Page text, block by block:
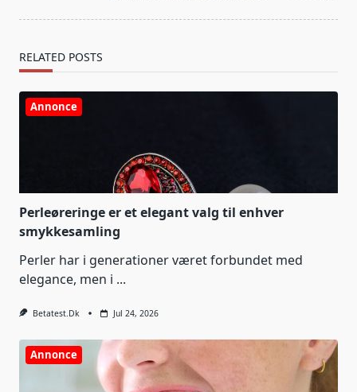
RELATED POSTS
Annonce
Perleøreringe er et elegant valg til enhver
smykkesamling
Perler har i generationer været forbundet med
elegance, men i ...
Betatest.dk Jul 24, 2026
Annonce